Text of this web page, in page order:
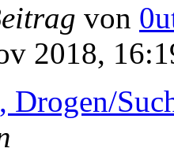
von
2018,
Drogen/